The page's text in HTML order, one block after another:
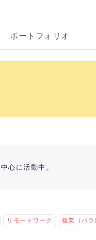
ポートフォリオ
心に活動中。
リモートワーク 複業（パラ